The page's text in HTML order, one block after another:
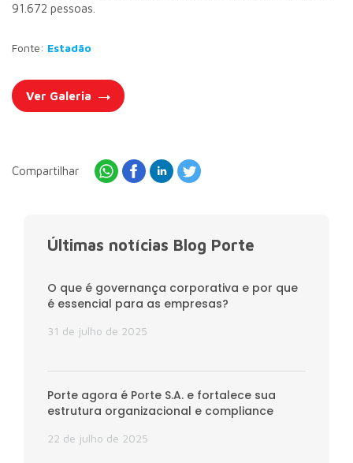
91.672 pessoas.
Fonte: Estadão
Ver Galeria
Compartilhar
Últimas notícias Blog Porte
O que é governança corporativa e por que
é essencial para as empresas?
31 de julho de 2025
Porte agora é Porte S.A. e fortalece sua
estrutura organizacional e compliance
22 de julho de 2025